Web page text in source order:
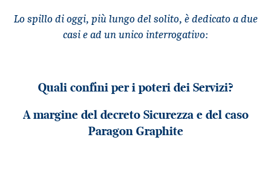
Lo spillo di oggi, più lungo del solito, è dedicato a due
casi e ad un unico interrogativo:
Quali confini per i poteri dei Servizi?
A margine del decreto Sicurezza e del caso
Paragon Graphite